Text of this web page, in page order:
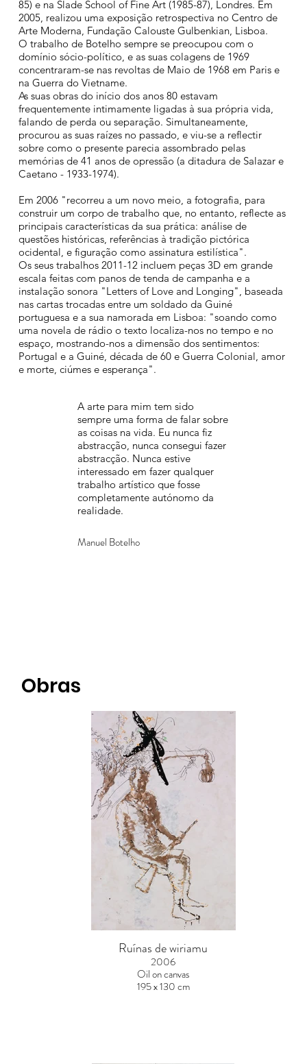
Obras
Ruínas de wiriamu
2006
Oil on canvas
195 x 130 cm
85) e na Slade School of Fine Art (1985-87), Londres. Em
2005, realizou uma exposição retrospectiva no Centro de
Arte Moderna, Fundação Calouste Gulbenkian, Lisboa.
O trabalho de Botelho sempre se preocupou com o
domínio sócio-político, e as suas colagens de 1969
concentraram-se nas revoltas de Maio de 1968 em Paris e
na Guerra do Vietname.
As suas obras do início dos anos 80 estavam
frequentemente intimamente ligadas à sua própria vida,
falando de perda ou separação. Simultaneamente,
procurou as suas raízes no passado, e viu-se a reflectir
sobre como o presente parecia assombrado pelas
memórias de 41 anos de opressão (a ditadura de Salazar e
Caetano - 1933-1974).
Em 2006 "recorreu a um novo meio, a fotografia, para
construir um corpo de trabalho que, no entanto, reflecte as
principais características da sua prática: análise de
questões históricas, referências à tradição pictórica
ocidental, e figuração como assinatura estilística".
Os seus trabalhos 2011-12 incluem peças 3D em grande
escala feitas com panos de tenda de campanha e a
instalação sonora "Letters of Love and Longing", baseada
nas cartas trocadas entre um soldado da Guiné
portuguesa e a sua namorada em Lisboa: "soando como
uma novela de rádio o texto localiza-nos no tempo e no
espaço, mostrando-nos a dimensão dos sentimentos:
Portugal e a Guiné, década de 60 e Guerra Colonial, amor
e morte, ciúmes e esperança".
A arte para mim tem sido
sempre uma forma de falar sobre
as coisas na vida. Eu nunca fiz
abstracção, nunca consegui fazer
abstracção. Nunca estive
interessado em fazer qualquer
trabalho artístico que fosse
completamente autónomo da
realidade.
Manuel Botelho